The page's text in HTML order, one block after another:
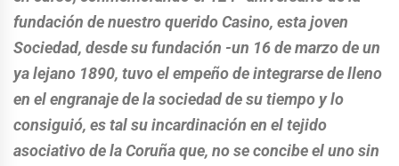
fundación de nuestro querido Casino, esta joven
Sociedad, desde su fundación -un 16 de marzo de un
ya lejano 1890, tuvo el empeño de integrarse de lleno
en el engranaje de la sociedad de su tiempo y lo
consiguió, es tal su incardinación en el tejido
asociativo de la Coruña que, no se concibe el uno sin